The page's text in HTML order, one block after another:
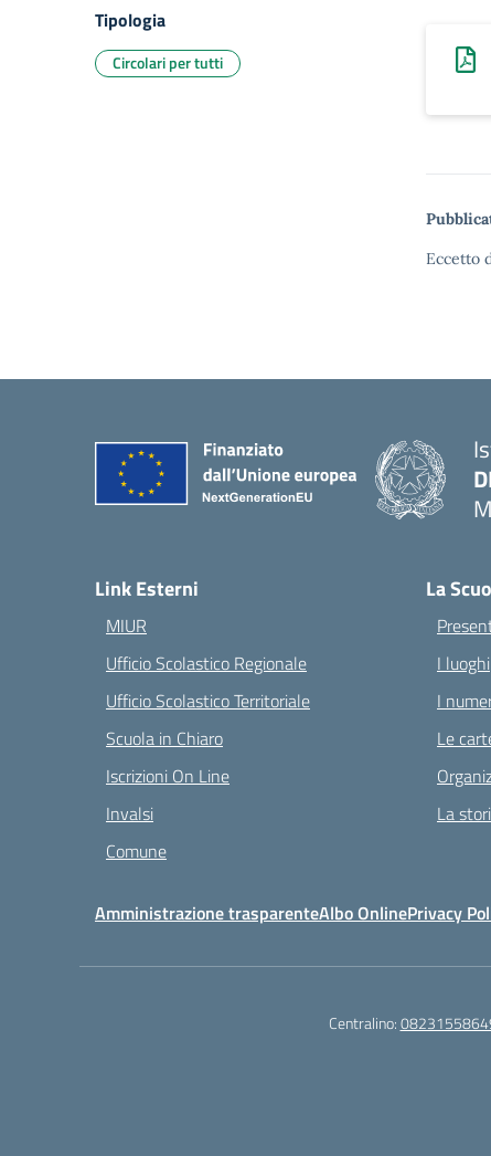
Eccetto
Tipologia
Circolari per tutti
Link Esterni
MIUR
Ufficio Scolastico Regionale
Ufficio Scolastico Territoriale
Scuola in Chiaro
Iscrizioni On Line
Invalsi
Comune
La
I luoghi
I
Le
La
Amministrazione trasparenteAlbo OnlinePrivacy
Centralino: